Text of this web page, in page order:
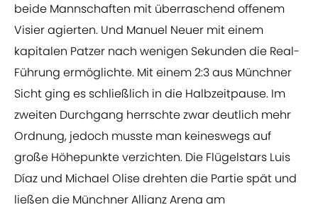
beide Mannschaften mit überraschend offenem
Visier agierten. Und Manuel Neuer mit einem
kapitalen Patzer nach wenigen Sekunden die Real-
Führung ermöglichte. Mit einem 2:3 aus Münchner
Sicht ging es schließlich in die Halbzeitpause. Im
zweiten Durchgang herrschte zwar deutlich mehr
Ordnung, jedoch musste man keineswegs auf
große Höhepunkte verzichten. Die Flügelstars Luis
Díaz und Michael Olise drehten die Partie spät und
ließen die Münchner Allianz Arena am